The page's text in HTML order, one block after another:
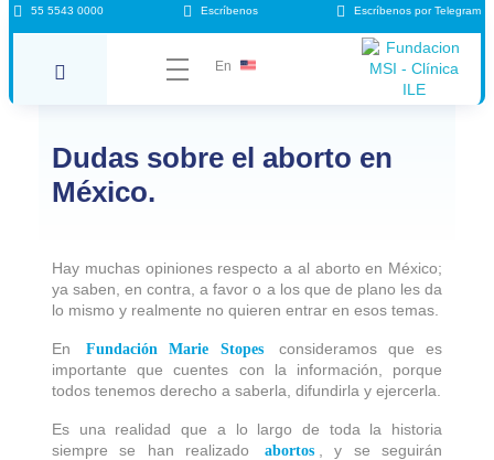
55 5543 0000 Escríbenos Escríbenos por Telegram
En
Dudas sobre el aborto en
México.
Hay muchas opiniones respecto a al aborto en México;
ya saben, en contra, a favor o a los que de plano les da
lo mismo y realmente no quieren entrar en esos temas.
En Fundación Marie Stopes
consideramos que es
importante que cuentes con la información, porque
todos tenemos derecho a saberla, difundirla y ejercerla.
Es una realidad que a lo largo de toda la historia
siempre se han realizado
abortos
, y se seguirán